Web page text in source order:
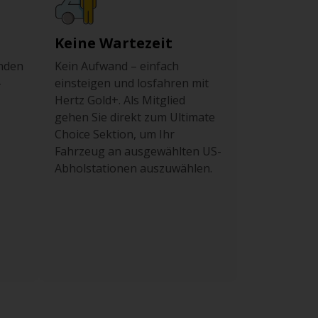
Keine Wartezeit
Kein Aufwand – einfach
einsteigen und losfahren mit
Hertz Gold+. Als Mitglied
gehen Sie direkt zum Ultimate
Choice Sektion, um Ihr
Fahrzeug an ausgewählten US-
Abholstationen auszuwählen.